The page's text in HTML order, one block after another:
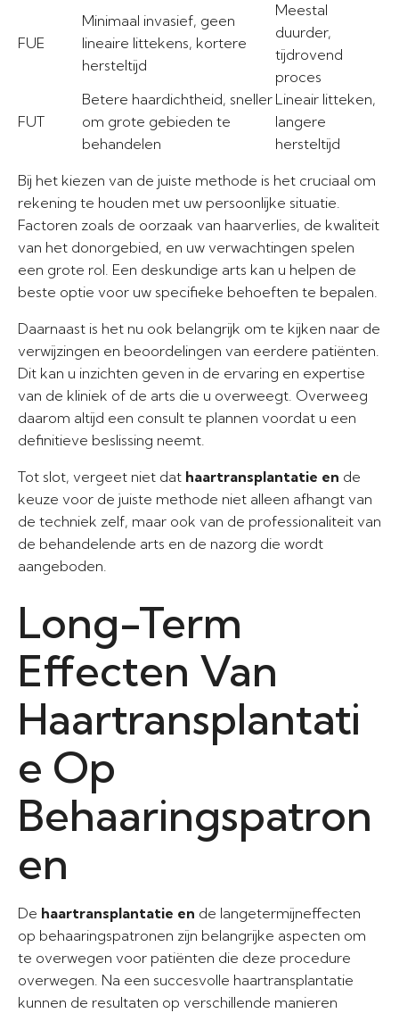
FUE
Minimaal invasief, geen
lineaire littekens, kortere
hersteltijd
Meestal
duurder,
tijdrovend
proces
FUT
Betere haardichtheid, sneller
om grote gebieden te
behandelen
Lineair litteken,
langere
hersteltijd
Bij het kiezen van de juiste methode is het cruciaal om
rekening te houden met uw persoonlijke situatie.
Factoren zoals de oorzaak van haarverlies, de kwaliteit
van het donorgebied, en uw verwachtingen spelen
een grote rol. Een deskundige arts kan u helpen de
beste optie voor uw specifieke behoeften te bepalen.
Daarnaast is het nu ook belangrijk om te kijken naar de
verwijzingen en beoordelingen van eerdere patiënten.
Dit kan u inzichten geven in de ervaring en expertise
van de kliniek of de arts die u overweegt. Overweeg
daarom altijd een consult te plannen voordat u een
definitieve beslissing neemt.
Tot slot, vergeet niet dat haartransplantatie en de
keuze voor de juiste methode niet alleen afhangt van
de techniek zelf, maar ook van de professionaliteit van
de behandelende arts en de nazorg die wordt
aangeboden.
Long-Term
Effecten Van
Haartransplantati
e Op
Behaaringspatron
en
De haartransplantatie en de langetermijneffecten
op behaaringspatronen zijn belangrijke aspecten om
te overwegen voor patiënten die deze procedure
overwegen. Na een succesvolle haartransplantatie
kunnen de resultaten op verschillende manieren